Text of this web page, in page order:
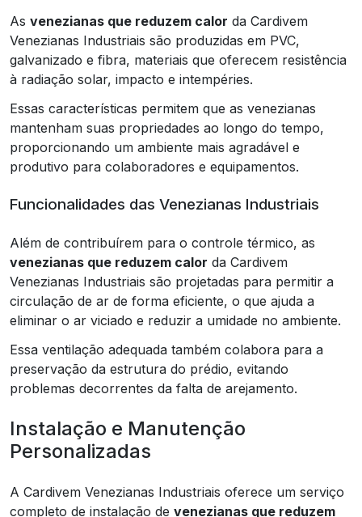
As venezianas que reduzem calor da Cardivem
Venezianas Industriais são produzidas em PVC,
galvanizado e fibra, materiais que oferecem resistência
à radiação solar, impacto e intempéries.
Essas características permitem que as venezianas
mantenham suas propriedades ao longo do tempo,
proporcionando um ambiente mais agradável e
produtivo para colaboradores e equipamentos.
Funcionalidades das Venezianas Industriais
Além de contribuírem para o controle térmico, as
venezianas que reduzem calor da Cardivem
Venezianas Industriais são projetadas para permitir a
circulação de ar de forma eficiente, o que ajuda a
eliminar o ar viciado e reduzir a umidade no ambiente.
Essa ventilação adequada também colabora para a
preservação da estrutura do prédio, evitando
problemas decorrentes da falta de arejamento.
Instalação e Manutenção
Personalizadas
A Cardivem Venezianas Industriais oferece um serviço
completo de instalação de venezianas que reduzem